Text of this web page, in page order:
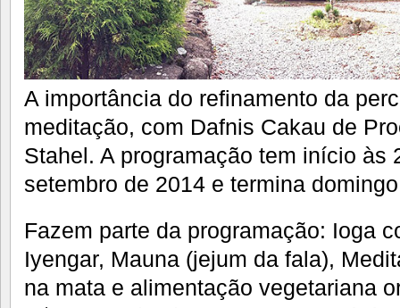
A importância do refinamento da
meditação, com Dafnis Cakau de
Stahel. A programação tem início às
setembro de 2014 e termina
Fazem parte da programação: Ioga
Iyengar, Mauna (jejum da fala),
na mata e alimentação vegetariana